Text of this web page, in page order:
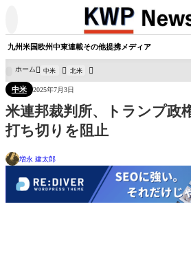
九州米国欧州中東連載その他提携メディア
ホーム 中米 北米
中米 2025年7月3日
米連邦裁判所、トランプ政
打ち切りを阻止
増永 建太郎